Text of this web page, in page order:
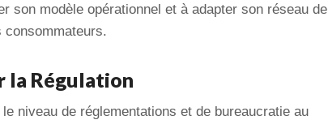
son modèle opérationnel et à adapter son réseau de
la Régulation
niveau de réglementations et de bureaucratie au